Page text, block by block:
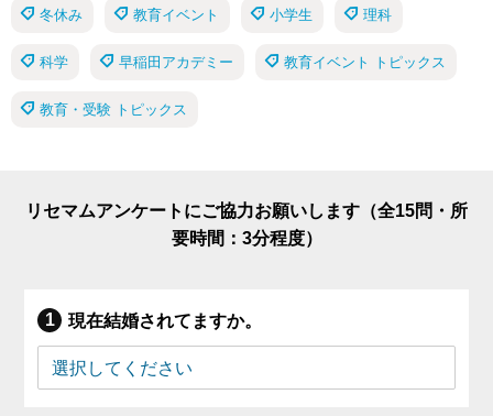
冬休み 教育イベント 小学生 理科
科学 早稲田アカデミー 教育イベント トピックス
教育・受験 トピックス
リセマムアンケートにご協力お願いします（全15問・所
要時間：3分程度）
現在結婚されてますか。